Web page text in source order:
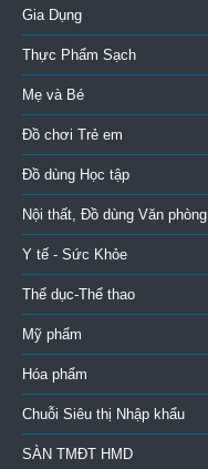
Gia Dụng
Thực Phẩm Sạch
Mẹ và Bé
Đồ chơi Trẻ em
Đồ dùng Học tập
Nội thất, Đồ dùng Văn phòng
Y tế - Sức Khỏe
Thể dục-Thể thao
Mỹ phẩm
Hóa phẩm
Chuỗi Siêu thị Nhập khẩu
SÀN TMĐT HMD